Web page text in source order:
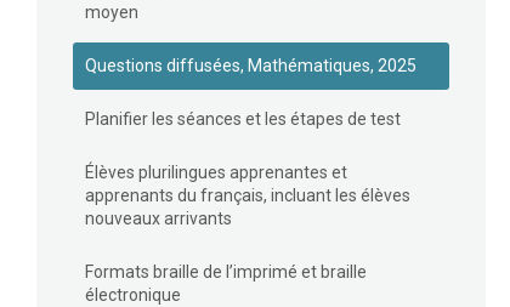
moyen
Questions diffusées, Mathématiques, 2025
Planifier les séances et les étapes de test
Élèves plurilingues apprenantes et
apprenants du français, incluant les élèves
nouveaux arrivants
Formats braille de l’imprimé et braille
électronique